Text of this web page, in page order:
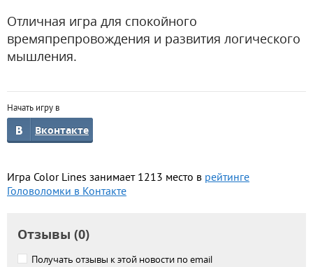
Отличная игра для спокойного
времяпрепровождения и развития логического
мышления.
Начать игру в
Вконтакте
Игра Color Lines занимает 1213 место в рейтинге
Головоломки в Контакте
Отзывы (0)
Получать отзывы к этой новости по email